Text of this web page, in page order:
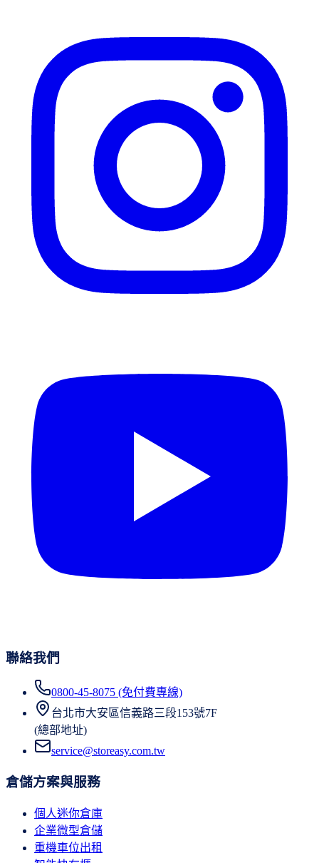
聯絡我們
0800-45-8075 (免付費專線)
台北市大安區信義路三段153號7F
(總部地址)
service@storeasy.com.tw
倉儲方案與服務
個人迷你倉庫
企業微型倉儲
重機車位出租